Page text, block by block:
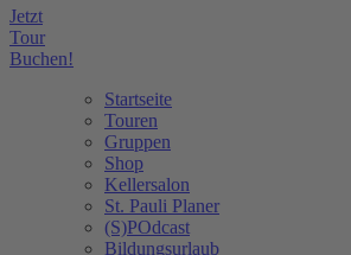
Jetzt
Tour
Buchen!
Startseite
Touren
Gruppen
Shop
Kellersalon
St. Pauli Planer
(S)POdcast
Bildungsurlaub